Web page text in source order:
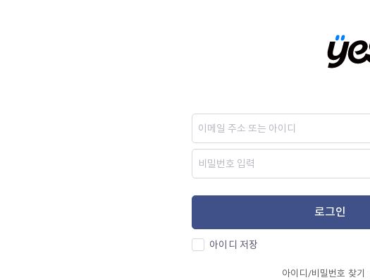
로그인
아이디 저장
아이디/비밀번호 찾기